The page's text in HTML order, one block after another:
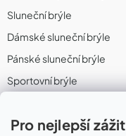
Pro nejlepší
Sluneční brýle
Dámské sluneční brýle
Pánské sluneční brýle
Sportovní brýle
Sportovní dioptrické brýle